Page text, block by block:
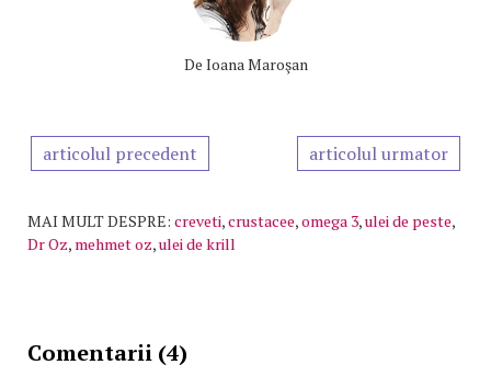
De Ioana Maroşan
articolul precedent articolul urmator
MAI MULT DESPRE: creveti,crustacee,omega 3,ulei de peste,
Dr Oz, mehmet oz,ulei de krill
Comentarii (4)